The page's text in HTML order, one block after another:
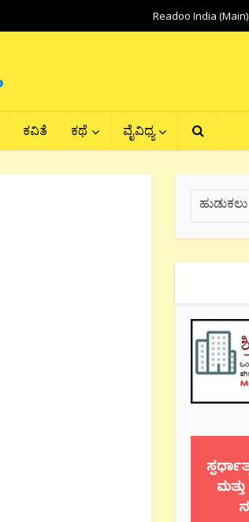
Readoo India (Main)
ಕವಿತೆ ಕಥೆ ವೈವಿಧ್ಯ